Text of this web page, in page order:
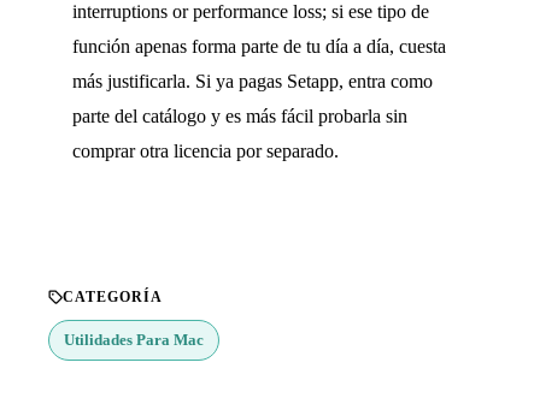
interruptions or performance loss; si ese tipo de
función apenas forma parte de tu día a día, cuesta
más justificarla. Si ya pagas Setapp, entra como
parte del catálogo y es más fácil probarla sin
comprar otra licencia por separado.
CATEGORÍA
Utilidades Para Mac